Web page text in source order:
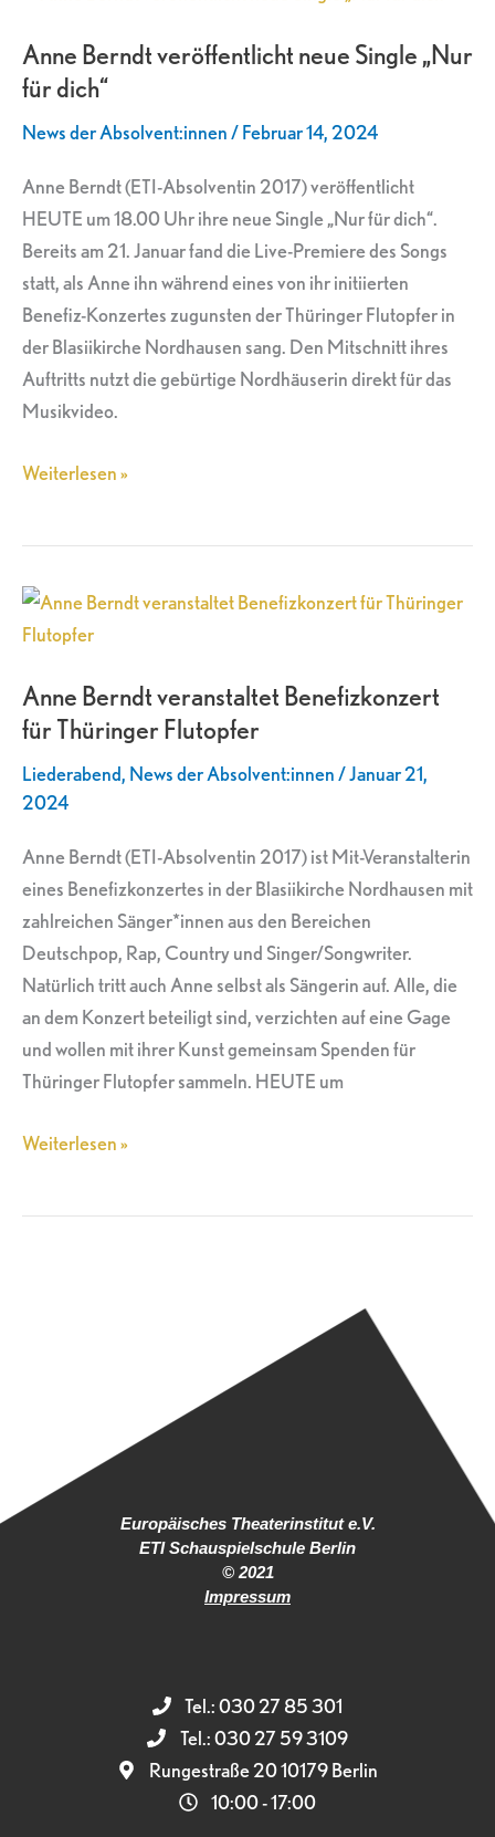
Anne Berndt veröffentlicht neue Single „Nur
für dich“
News der Absolvent:innen/Februar 14, 2024
Anne Berndt (ETI-Absolventin 2017) veröffentlicht
HEUTE um 18.00 Uhr ihre neue Single „Nur für dich“.
Bereits am 21. Januar fand die Live-Premiere des Songs
statt, als Anne ihn während eines von ihr initiierten
Benefiz-Konzertes zugunsten der Thüringer Flutopfer in
der Blasiikirche Nordhausen sang. Den Mitschnitt ihres
Auftritts nutzt die gebürtige Nordhäuserin direkt für das
Musikvideo.
veröffentlicht
neue
für
dich“
Weiterlesen »
Anne Berndt veranstaltet Benefizkonzert
für Thüringer Flutopfer
Liederabend, News der Absolvent:innen/Januar 21,
2024
Anne Berndt (ETI-Absolventin 2017) ist Mit-Veranstalterin
eines Benefizkonzertes in der Blasiikirche Nordhausen mit
zahlreichen Sänger*innen aus den Bereichen
Deutschpop, Rap, Country und Singer/Songwriter.
Natürlich tritt auch Anne selbst als Sängerin auf. Alle, die
an dem Konzert beteiligt sind, verzichten auf eine Gage
und wollen mit ihrer Kunst gemeinsam Spenden für
Thüringer Flutopfer sammeln. HEUTE um
Anne
Berndt
Benefizkonzert
für
Thüringer
Flutopfer
Weiterlesen »
Europäisches Theaterinstitut e.V.
ETI Schauspielschule Berlin
© 2021
Impressum
Tel.: 030 27 85 301
Tel.: 030 27 59 3109
Rungestraße 20 10179 Berlin
10:00 - 17:00